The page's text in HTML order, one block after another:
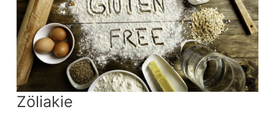
Zöliakie